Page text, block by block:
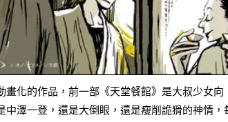
畫化的作品，前一部《天堂餐館》是大叔少女
中澤一登，還是大倒眼，還是瘦削詭猾的神情